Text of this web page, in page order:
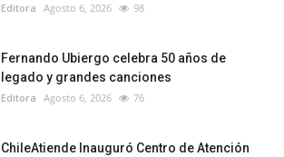
Editora Agosto 6, 2026 98
Fernando Ubiergo celebra 50 años de
legado y grandes canciones
Editora Agosto 6, 2026 76
ChileAtiende Inauguró Centro de Atención